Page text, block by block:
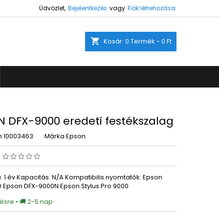
Üdvözlet, Bejelentkezés vagy Fiók létrehozása
shopping_cart Kosár: 0 Termék - 0 Ft
DFX-9000 eredeti festékszalag
10003463 Márka Epson
1 év Kapacitás: N/A Kompatibilis nyomtatók: Epson
Epson DFX-9000N Epson Stylus Pro 9000
• 🚚 2-5 nap